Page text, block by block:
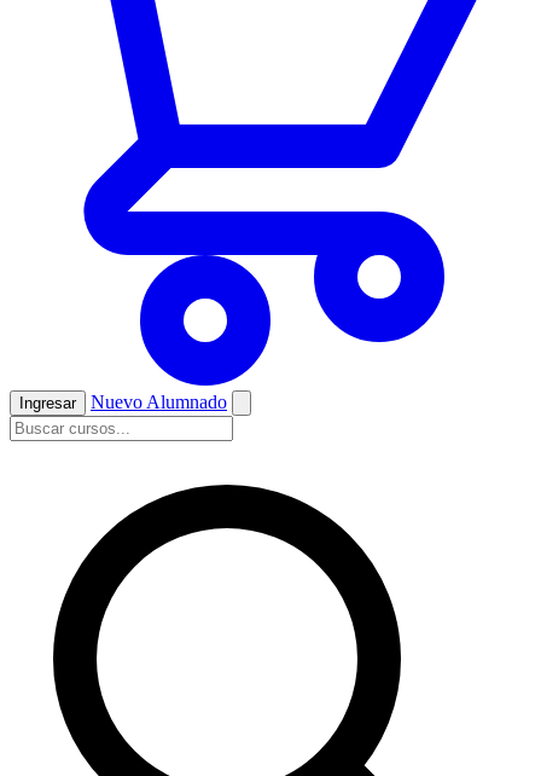
Ingresar Nuevo Alumnado